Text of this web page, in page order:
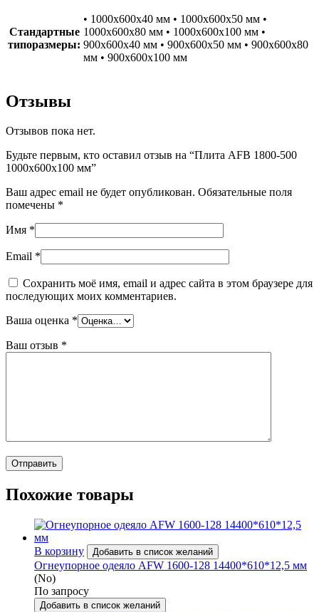
Стандартные
типоразмеры:
• 1000х600х40 мм • 1000х600х50 мм •
1000х600х80 мм • 1000х600х100 мм •
900х600х40 мм • 900х600х50 мм • 900х600х80
мм • 900х600х100 мм
Отзывы
Отзывов пока нет.
Будьте первым, кто оставил отзыв на “Плита AFB 1800-500
1000x600x100 мм”
Ваш адрес email не будет опубликован. Обязательные поля
помечены *
Имя *
Email *
Сохранить моё имя, email и адрес сайта в этом браузере для
последующих моих комментариев.
Ваша оценка *
Ваш отзыв *
Похожие товары
В корзину Добавить в список желаний
Огнеупорное одеяло AFW 1600-128 14400*610*12,5 мм
(No)
По запросу
Добавить в список желаний